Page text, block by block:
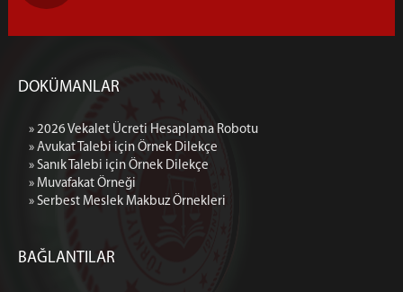
DOKÜMANLAR
» 2026 Vekalet Ücreti Hesaplama Robotu
» Avukat Talebi için Örnek Dilekçe
» Sanık Talebi için Örnek Dilekçe
» Muvafakat Örneği
» Serbest Meslek Makbuz Örnekleri
BAĞLANTILAR